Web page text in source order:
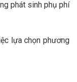
phát sinh phụ phí
lựa chọn phương